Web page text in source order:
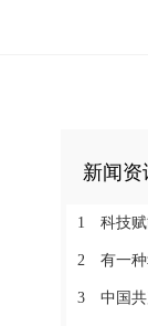
新闻资
1 科技赋
2 有一种幸福
3 中国共产党衡